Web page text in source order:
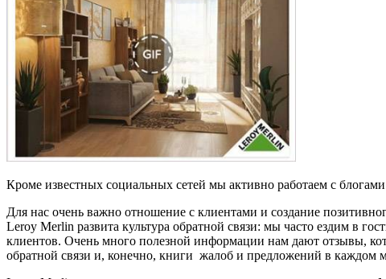
Кроме известных социальных сетей мы активно работаем с
Для нас очень важно отношение с клиентами и создание
Leroy Merlin развита культура обратной связи: мы часто ездим в
клиентов. Очень много полезной информации нам дают отзывы,
обратной связи и, конечно, книги жалоб и предложений в каждом